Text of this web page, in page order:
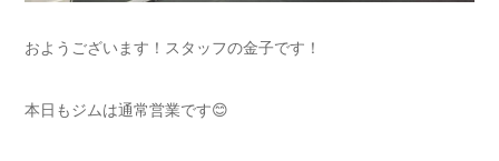
おようございます！スタッフの金子です！
本日もジムは通常営業です😊